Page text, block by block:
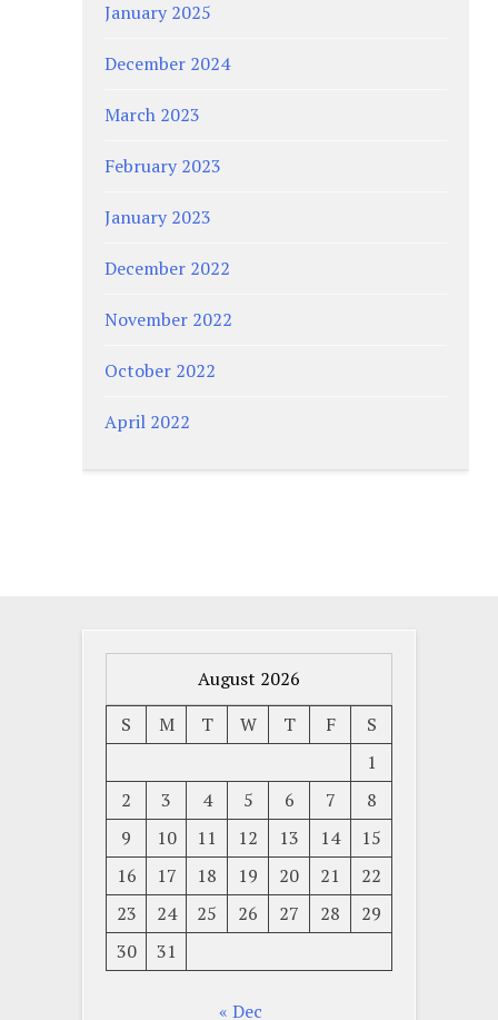
January 2025
December 2024
March 2023
February 2023
January 2023
December 2022
November 2022
October 2022
April 2022
August 2026
S
M T W T F
S
1
2
3 4 5 6 7
8
9
10 11 12 13 14
15
16
17 18 19 20 21
22
23
24 25 26 27 28
29
30
31
« Dec